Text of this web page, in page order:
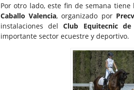
Por otro lado, este fin de semana tiene
Caballo Valencia, organizado por
instalaciones delClub Equitecnic de
importante sector ecuestre y deportivo.